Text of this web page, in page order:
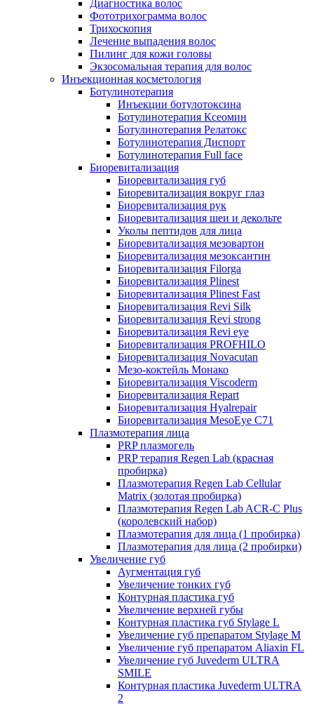
Диагностика волос
Фототрихограмма волос
Трихоскопия
Лечение выпадения волос
Пилинг для кожи головы
Экзосомальная терапия для волос
Инъекционная косметология
Ботулинотерапия
Инъекции ботулотоксина
Ботулинотерапия Ксеомин
Ботулинотерапия Релатокс
Ботулинотерапия Диспорт
Ботулинотерапия Full face
Биоревитализация
Биоревитализация губ
Биоревитализация вокруг глаз
Биоревитализация рук
Биоревитализация шеи и декольте
Уколы пептидов для лица
Биоревитализация мезовартон
Биоревитализация мезоксантин
Биоревитализация Filorga
Биоревитализация Plinest
Биоревитализация Plinest Fast
Биоревитализация Revi Silk
Биоревитализация Revi strong
Биоревитализация Revi eye
Биоревитализация PROFHILO
Биоревитализация Novacutan
Мезо-коктейль Монако
Биоревитализация Viscoderm
Биоревитализация Repart
Биоревитализация Hyalrepair
Биоревитализация MesoEye C71
Плазмотерапия лица
PRP плазмогель
PRP терапия Regen Lab (красная
пробирка)
Плазмотерапия Regen Lab Cellular
Matrix (золотая пробирка)
Плазмотерапия Regen Lab ACR-C Plus
(королевский набор)
Плазмотерапия для лица (1 пробирка)
Плазмотерапия для лица (2 пробирки)
Увеличение губ
Аугментация губ
Увеличение тонких губ
Контурная пластика губ
Увеличение верхней губы
Контурная пластика губ Stylage L
Увеличение губ препаратом Stylage M
Увеличение губ препаратом Aliaxin FL
Увеличение губ Juvederm ULTRA
SMILE
Контурная пластика Juvederm ULTRA
2